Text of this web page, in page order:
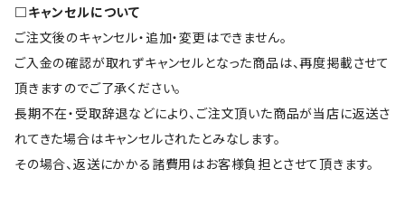
□キャンセルについて
ご注文後のキャンセル・追加・変更はできません。
ご入金の確認が取れずキャンセルとなった商品は、再度掲載させて
頂きますのでご了承ください。
長期不在・受取辞退などにより、ご注文頂いた商品が当店に返送さ
れてきた場合はキャンセルされたとみなします。
その場合、返送にかかる諸費用はお客様負担とさせて頂きます。